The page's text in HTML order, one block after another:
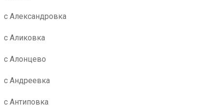
с Александровка
с Аликовка
с Алонцево
с Андреевка
с Антиповка